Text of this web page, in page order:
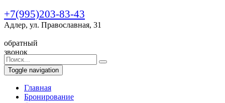
+7(995)203-83-43
Адлер, ул. Православная, 31
обратный
звонок
Toggle navigation
Главная
Бронирование